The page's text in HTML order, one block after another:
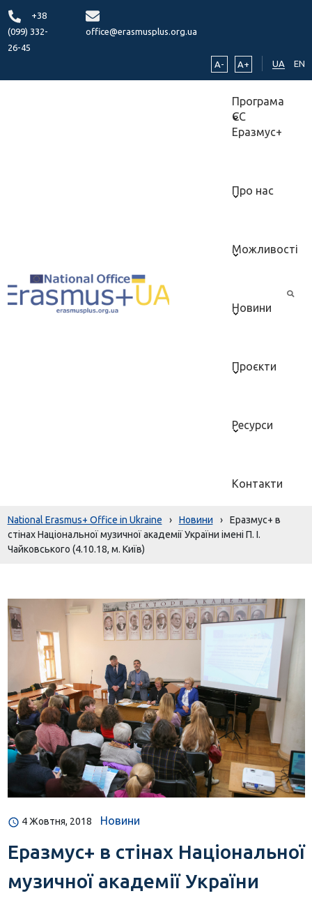
+38
(099) 332-
26-45
office@erasmusplus.org.ua
A- A+ UA EN
Програма
ЄС
Еразмус+
Про нас
Можливості
Новини
Проєкти
Ресурси
Контакти
National Erasmus+ Office in Ukraine › Новини ›
Еразмус+ в
стінах Національної музичної академії України імені П. І.
Чайковського (4.10.18, м. Київ)
4 Жовтня, 2018 Новини
Еразмус+ в стінах Національної
музичної академії України